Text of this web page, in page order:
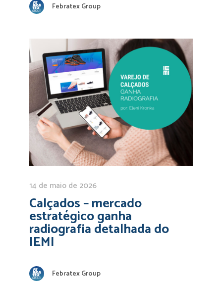
Febratex Group
14 de maio de 2026
Calçados – mercado
estratégico ganha
radiografia detalhada do
IEMI
Febratex Group